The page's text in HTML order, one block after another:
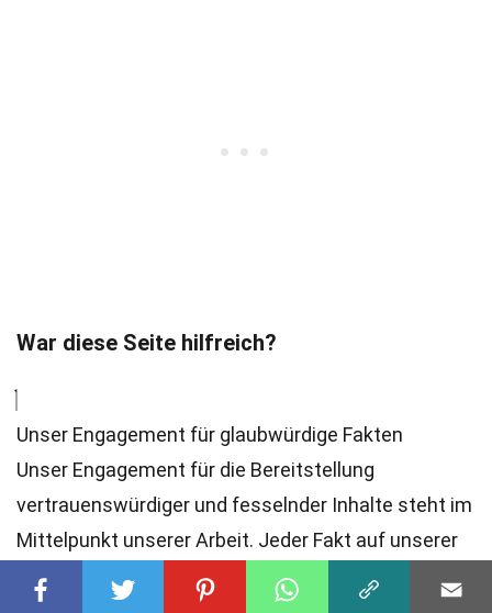
War diese Seite hilfreich?
Unser Engagement für glaubwürdige Fakten
Unser Engagement für die Bereitstellung
vertrauenswürdiger und fesselnder Inhalte steht im
Mittelpunkt unserer Arbeit. Jeder Fakt auf unserer
Seite wird von echten Nutzern wie Ihnen